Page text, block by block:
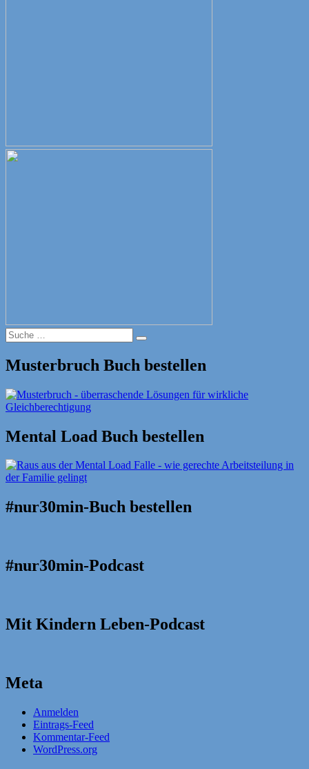
Suche
nach:
Suche
Musterbruch Buch bestellen
Mental Load Buch bestellen
#nur30min-Buch bestellen
#nur30min-Podcast
Mit Kindern Leben-Podcast
Meta
Anmelden
Eintrags-Feed
Kommentar-Feed
WordPress.org